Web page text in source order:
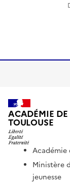
ACADÉMIE DE
TOULOUSE
Académie
Ministère
jeunesse